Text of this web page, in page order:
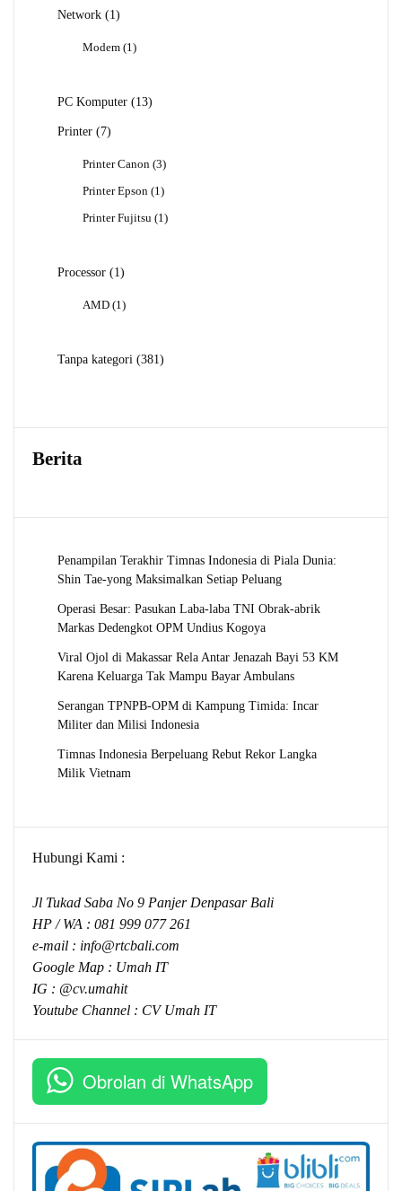
Network 11
Modem 11
PC Komputer 1313
Printer
77
Printer Canon 33
Printer Epson 11
Printer Fujitsu 11
Processor 11
AMD 11
Tanpa kategori 381381
Berita
Penampilan Terakhir Timnas Indonesia di Piala Dunia:
Shin Tae-yong Maksimalkan Setiap Peluang
Operasi Besar: Pasukan Laba-laba TNI Obrak-abrik
Markas Dedengkot OPM Undius Kogoya
Viral Ojol di Makassar Rela Antar Jenazah Bayi 53 KM
Karena Keluarga Tak Mampu Bayar Ambulans
Serangan TPNPB-OPM di Kampung Timida: Incar
Militer dan Milisi Indonesia
Timnas Indonesia Berpeluang Rebut Rekor Langka
Milik Vietnam
Hubungi Kami :
Jl Tukad Saba No 9 Panjer Denpasar Bali
HP / WA : 081 999 077 261
e-mail : info@rtcbali.com
Google Map : Umah IT
IG : @cv.umahit
Youtube Channel : CV Umah IT
Obrolan di WhatsApp